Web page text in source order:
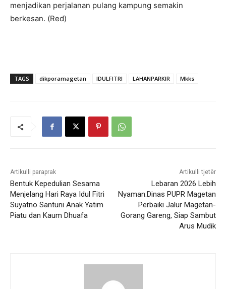
menjadikan perjalanan pulang kampung semakin
berkesan. (Red)
TAGS dikporamagetan IDULFITRI LAHANPARKIR Mkks
Artikulli paraprak
Bentuk Kepedulian Sesama
Menjelang Hari Raya Idul Fitri
Suyatno Santuni Anak Yatim
Piatu dan Kaum Dhuafa
Artikulli tjetër
Lebaran 2026 Lebih
Nyaman:Dinas PUPR Magetan
Perbaiki Jalur Magetan-
Gorang Gareng, Siap Sambut
Arus Mudik